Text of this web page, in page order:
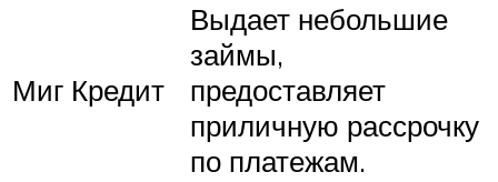
Миг Кредит
Выдает небольшие
займы,
предоставляет
приличную рассрочку
по платежам.